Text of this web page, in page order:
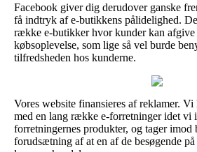
Facebook giver dig derudover ganske
få indtryk af e-butikkens pålidelighed.
række e-butikker hvor kunder kan afgive
købsoplevelse, som lige så vel burde
tilfredsheden hos kunderne.
Vores website finansieres af reklamer. Vi
med en lang række e-forretninger idet vi
forretningernes produkter, og tager imod
forudsætning af at en af de besøgende